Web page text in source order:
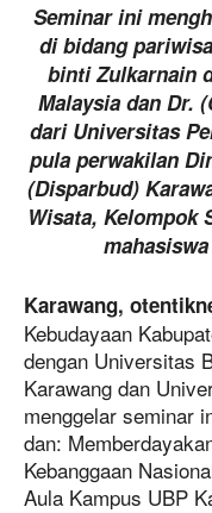
Seminar ini
di bidang
binti Zulkarnain
Malaysia dan Dr.
dari Universitas
pula perwakilan
(Disparbud)
Wisata, Kelompok
Karawang,
Kebudayaan
dengan Universitas
Karawang dan
menggelar seminar
dan:
Kebanggaan
Aula Kampus UBP